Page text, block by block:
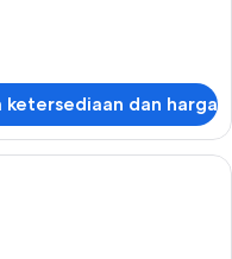
ketersediaan dan harga
Junior | Seprai katun Mesir,